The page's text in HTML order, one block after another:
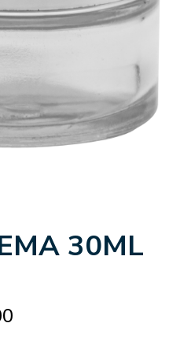
30ML